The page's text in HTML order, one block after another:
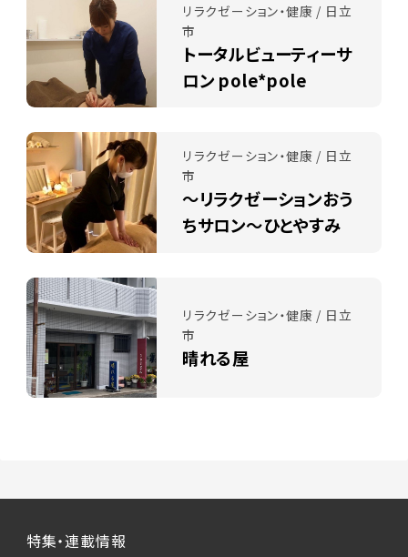
リラクゼーション・健康 / 日立
市
トータルビューティーサ
ロン pole*pole
リラクゼーション・健康 / 日立
市
～リラクゼーションおう
ちサロン～ひとやすみ
リラクゼーション・健康 / 日立
市
晴れる屋
特集・連載情報